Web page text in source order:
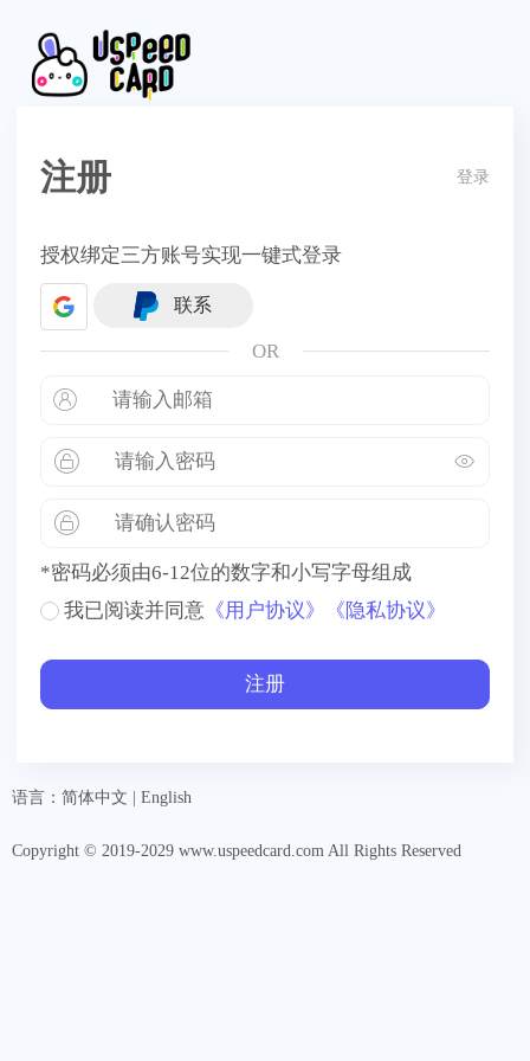
注册 登录
授权绑定三方账号实现一键式登录
联系
OR
*密码必须由6-12位的数字和小写字母组成
我已阅读并同意 《用户协议》 《隐私协议》
语言： 简体中文 | English
Copyright © 2019-2029 www.uspeedcard.com All Rights Reserved